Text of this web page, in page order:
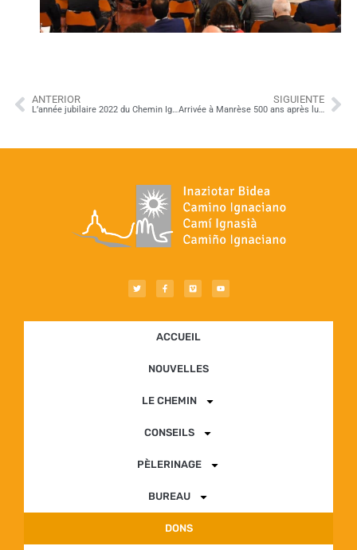
ANTERIOR
L’année jubilaire 2022 du Chemin Ignacien commence !
SIGUIENTE
Arrivée à Manrèse 500 ans après lui !
ACCUEIL
NOUVELLES
LE CHEMIN
CONSEILS
PÈLERINAGE
BUREAU
DONS